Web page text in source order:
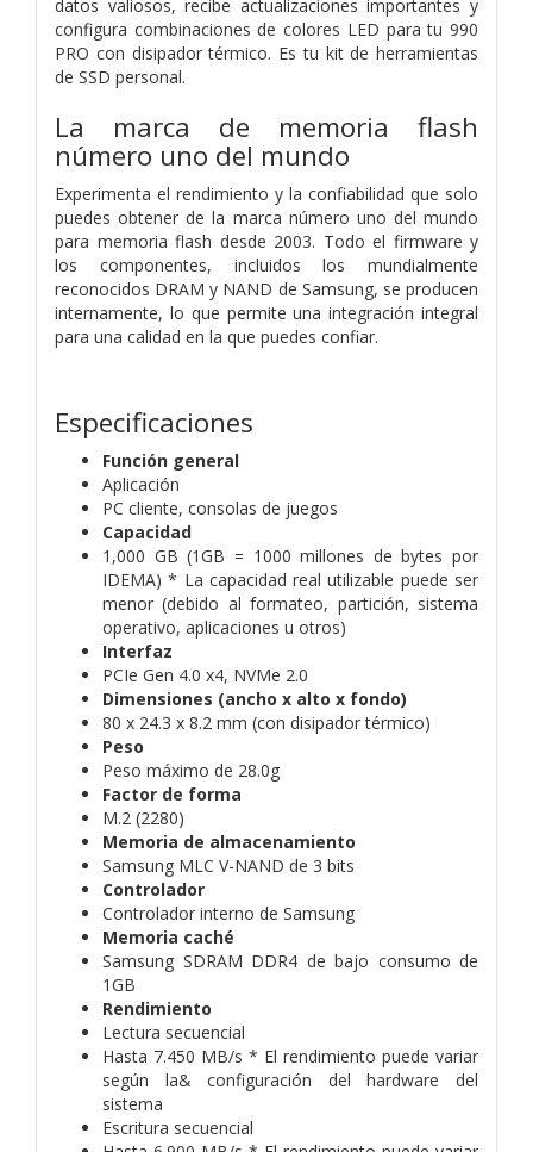
datos valiosos, recibe actualizaciones importantes y
configura combinaciones de colores LED para tu 990
PRO con disipador térmico. Es tu kit de herramientas
de SSD personal.
La marca de memoria flash
número uno del mundo
Experimenta el rendimiento y la confiabilidad que solo
puedes obtener de la marca número uno del mundo
para memoria flash desde 2003. Todo el firmware y
los componentes, incluidos los mundialmente
reconocidos DRAM y NAND de Samsung, se producen
internamente, lo que permite una integración integral
para una calidad en la que puedes confiar.
Especificaciones
Función general
Aplicación
PC cliente, consolas de juegos
Capacidad
1,000 GB (1GB = 1000 millones de bytes por
IDEMA) * La capacidad real utilizable puede ser
menor (debido al formateo, partición, sistema
operativo, aplicaciones u otros)
Interfaz
PCIe Gen 4.0 x4, NVMe 2.0
Dimensiones (ancho x alto x fondo)
80 x 24.3 x 8.2 mm (con disipador térmico)
Peso
Peso máximo de 28.0g
Factor de forma
M.2 (2280)
Memoria de almacenamiento
Samsung MLC V-NAND de 3 bits
Controlador
Controlador interno de Samsung
Memoria caché
Samsung SDRAM DDR4 de bajo consumo de
1GB
Rendimiento
Lectura secuencial
Hasta 7.450 MB/s * El rendimiento puede variar
según la& configuración del hardware del
sistema
Escritura secuencial